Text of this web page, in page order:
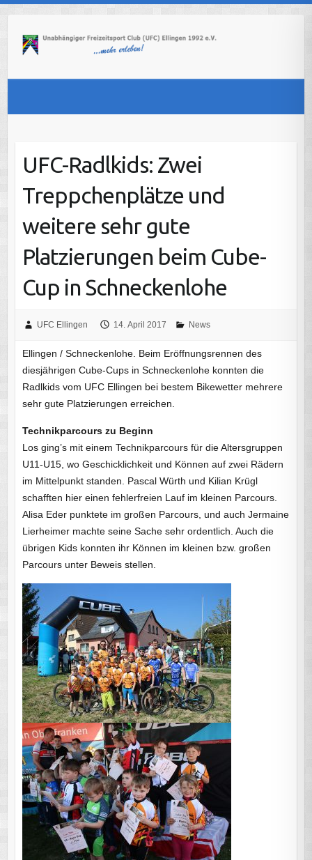
content
UFC-Radlkids: Zwei
Treppchenplätze und
weitere sehr gute
Platzierungen beim Cube-
Cup in Schneckenlohe
UFC Ellingen 14. April 2017 News
Ellingen / Schneckenlohe. Beim Eröffnungsrennen des
diesjährigen Cube-Cups in Schneckenlohe konnten die
Radlkids vom UFC Ellingen bei bestem Bikewetter mehrere
sehr gute Platzierungen erreichen.
Technikparcours zu Beginn
Los ging’s mit einem Technikparcours für die Altersgruppen
U11-U15, wo Geschicklichkeit und Können auf zwei Rädern
im Mittelpunkt standen. Pascal Würth und Kilian Krügl
schafften hier einen fehlerfreien Lauf im kleinen Parcours.
Alisa Eder punktete im großen Parcours, und auch Jermaine
Lierheimer machte seine Sache sehr ordentlich. Auch die
übrigen Kids konnten ihr Können im kleinen bzw. großen
Parcours unter Beweis stellen.